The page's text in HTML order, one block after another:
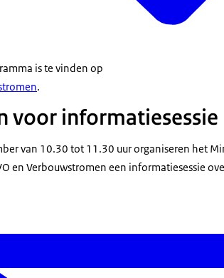
is te vinden op
.
voor informatiesessie
van 10.30 tot 11.30 uur organiseren het
en Verbouwstromen een informatiesessie